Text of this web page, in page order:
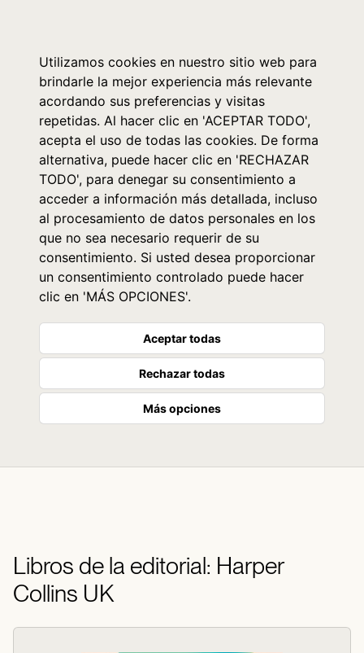
Utilizamos cookies en nuestro sitio web para
brindarle la mejor experiencia más relevante
acordando sus preferencias y visitas
repetidas. Al hacer clic en 'ACEPTAR TODO',
acepta el uso de todas las cookies. De forma
alternativa, puede hacer clic en 'RECHAZAR
TODO', para denegar su consentimiento a
acceder a información más detallada, incluso
al procesamiento de datos personales en los
que no sea necesario requerir de su
consentimiento. Si usted desea proporcionar
un consentimiento controlado puede hacer
clic en 'MÁS OPCIONES'.
Aceptar todas
Rechazar todas
Más opciones
Libros de la editorial: Harper
Collins UK